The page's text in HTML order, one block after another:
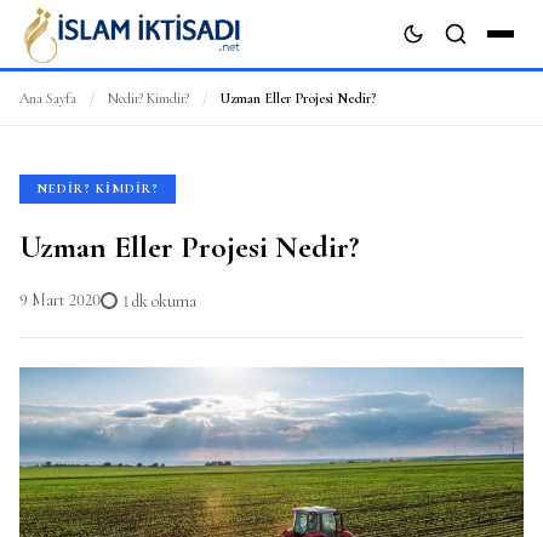
Ana Sayfa / Nedir? Kimdir? / Uzman Eller Projesi Nedir?
NEDIR? KIMDIR?
Uzman Eller Projesi Nedir?
9 Mart 2020 1 dk okuma